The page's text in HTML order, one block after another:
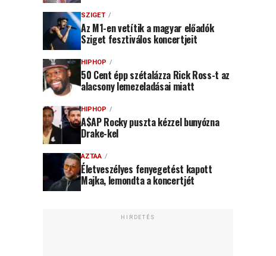
SZIGET
Az M1-en vetítik a magyar előadók
Sziget fesztiválos koncertjeit
HIPHOP
50 Cent épp szétalázza Rick Ross-t az
alacsony lemezeladásai miatt
HIPHOP
A$AP Rocky puszta kézzel bunyózna
Drake-kel
AZTAA
Életveszélyes fenyegetést kapott
Majka, lemondta a koncertjét
HIRDETÉS